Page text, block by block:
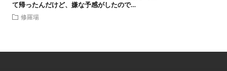
て帰ったんだけど、嫌な予感がしたので…
修羅場